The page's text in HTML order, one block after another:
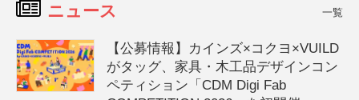
ニュース 一覧
【公募情報】カインズ×コクヨ×VUILD
がタッグ、家具・木工品デザインコン
ペティション「CDM Digi Fab